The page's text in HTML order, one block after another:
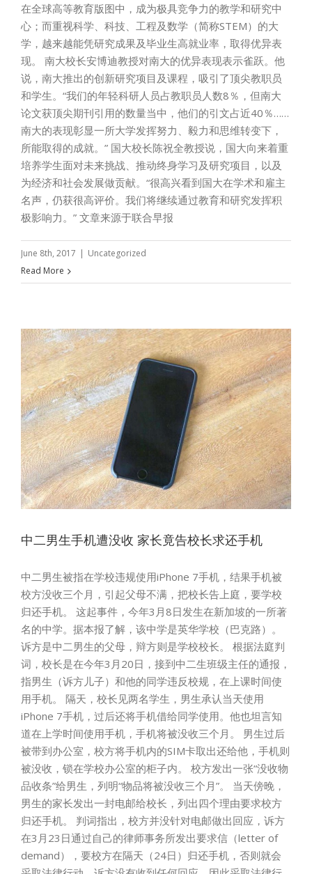
在全球高等教育版图中，成为极具竞争力的教学和研究中
心；而重视科学、科技、工程及数学（简称STEM）的大
学，越来越能凭研究成果及毕业生高就业率，取得优异表
现。 南大校长安博迪教授对南大的优异表现表示雀跃。他
说，南大推出的创新研究项目及课程，吸引了顶尖教职员
和学生。“我们的年轻科研人员占教职员人数8％，但南大
论文获顶尖期刊引用的数量当中，他们的引文占近40％……
南大的表现彰显一所大学发挥努力、毅力和思维转变下，
所能取得的成就。” 国大校长陈祝全教授说，国大向来着重
培养学生面对未来挑战、推动终身学习及研究项目，以及
为经济和社会发展做贡献。“很高兴看到国大在学术和雇主
名声，仍获很高评价。我们将继续通过教育和研究发挥积
极影响力。” 文章来源于联合早报
June 8th, 2017 | Uncategorized
Read More
中二男生手机遭没收 家长竟告校长求还手机
中二男生被指在学校违规使用iPhone 7手机，结果手机被
校方没收三个月，引起父母不满，把校长告上庭，要学校
归还手机。 这起事件，今年3月8日发生在新加坡的一所著
名的中学。据本报了解，该中学是英华学校（巴克路）。
诉方是中二男生的父母，辩方则是学校校长。 根据法庭判
词，校长是在今年3月20日，接到中二生班级主任的通报，
指男生（诉方儿子）和他的同学违反校规，在上课时间使
用手机。 隔天，校长见两名学生，男生承认当天使用
iPhone 7手机，过后还将手机借给同学使用。他也坦言知
道在上学时间使用手机，手机将被没收三个月。 男生过后
被带到办公室，校方将手机内的SIM卡取出还给他，手机则
被没收，锁在学校办公室的柜子内。 校方发出一张“没收物
品收条”给男生，列明“物品将被没收三个月”。 当天傍晚，
男生的家长发出一封电邮给校长，列出四个理由要求校方
归还手机。 判词指出，校方并没针对电邮做出回应，诉方
在3月23日通过自己的律师事务所发出要求信（letter of
demand），要校方在隔天（24日）归还手机，否则就会